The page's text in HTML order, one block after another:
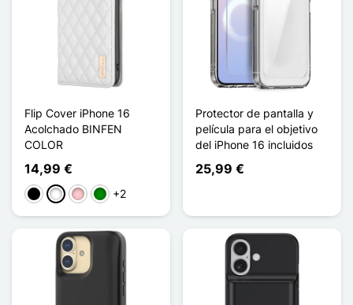
Flip Cover iPhone 16
Acolchado BINFEN
COLOR
14,99 €
NegroBlancoRosaVerde
+2
Protector de pantalla y
película para el objetivo
del iPhone 16 incluidos
25,99 €